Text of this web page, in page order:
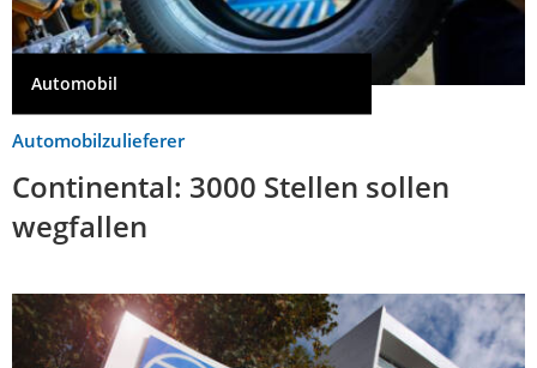
Automobil
Automobilzulieferer
Continental: 3000 Stellen sollen
wegfallen